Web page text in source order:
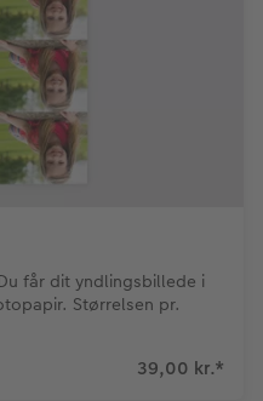
får dit yndlingsbillede i
Størrelsen pr.
39,00 kr.*